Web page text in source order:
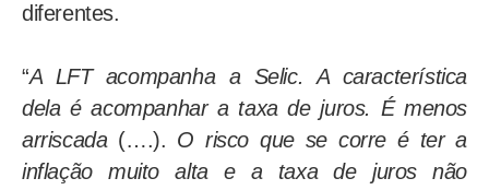
diferentes.
“A LFT acompanha a Selic. A característica
dela é acompanhar a taxa de juros. É menos
arriscada(….). O risco que se corre é ter a
inflação muito alta e a taxa de juros não